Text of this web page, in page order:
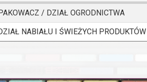
/ DZIAŁ OGRODNICTWA
NABIAŁU I ŚWIEŻYCH PRODUKTÓW